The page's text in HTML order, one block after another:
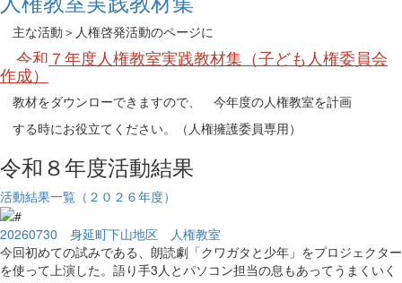
主な活動＞人権啓発活動のページに
令和７年度人権教室実践教材集（子ども人権委員会
作成）
教材をダウンローできますので、 今年度の人権教室を計画
する時にお役立てください。（人権擁護委員専用）
令和８年度活動結果
活動結果一覧（２０２６年度）
20260730 身延町下山地区 人権教室
今回初めての試みである、朗読劇「クワガタと少年」をプロジェクター
を使って上演した。語り手3人とパソコン担当の息もあってうまくいく